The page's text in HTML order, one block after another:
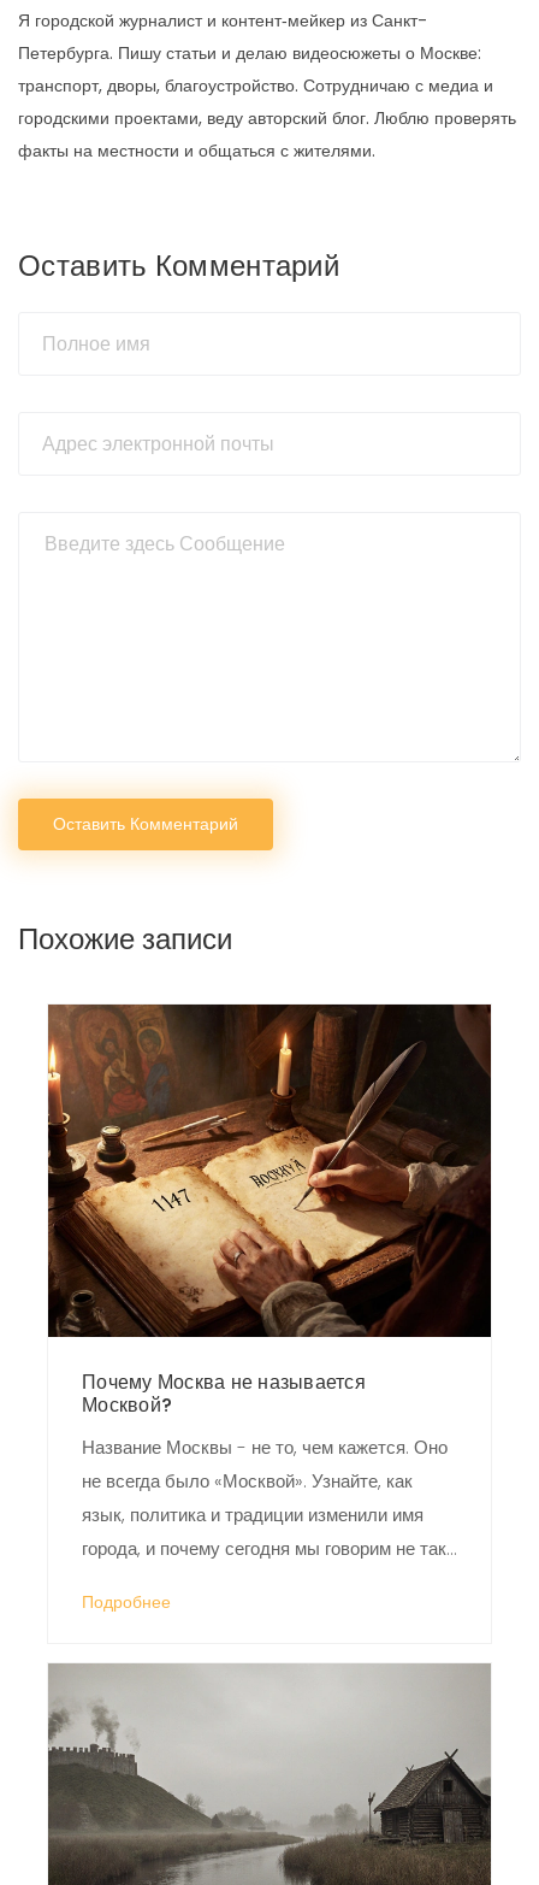
Я городской журналист и контент‑мейкер из Санкт-
Петербурга. Пишу статьи и делаю видеосюжеты о Москве:
транспорт, дворы, благоустройство. Сотрудничаю с медиа и
городскими проектами, веду авторский блог. Люблю проверять
факты на местности и общаться с жителями.
Оставить Комментарий
Оставить Комментарий
Похожие записи
Почему Москва не называется
Москвой?
Название Москвы - не то, чем кажется. Оно
не всегда было «Москвой». Узнайте, как
язык, политика и традиции изменили имя
города, и почему сегодня мы говорим не так,
Подробнее